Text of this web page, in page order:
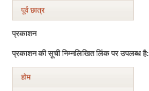
पूर्व छात्र
प्रकाशन
प्रकाशन की सूची निम्नलिखित लिंक पर उपलब्ध है:
होम